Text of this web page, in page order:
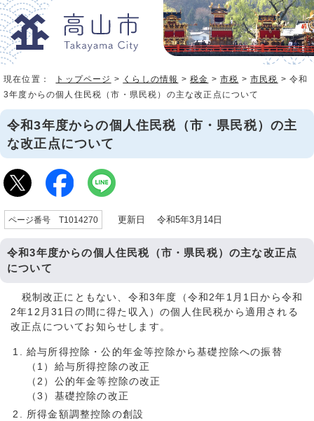
現在位置： トップページ > くらしの情報 >税金 >市税 >市民税 > 令和
3年度からの個人住民税（市・県民税）の主な改正点について
令和3年度からの個人住民税（市・県民税）の主
な改正点について
ページ番号 T1014270 更新日 令和5年3月14日
令和3年度からの個人住民税（市・県民税）の主な改正点
について
税制改正にともない、令和3年度（令和2年1月1日から令和
2年12月31日の間に得た収入）の個人住民税から適用される
改正点についてお知らせします。
給与所得控除・公的年金等控除から基礎控除への振替
（1）給与所得控除の改正
（2）公的年金等控除の改正
（3）基礎控除の改正
所得金額調整控除の創設